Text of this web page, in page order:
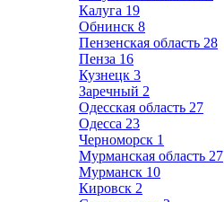
Калуга 19
Обнинск 8
Пензенская область 28
Пенза 16
Кузнецк 3
Заречный 2
Одесская область 27
Одесса 23
Черноморск 1
Мурманская область 27
Мурманск 10
Кировск 2